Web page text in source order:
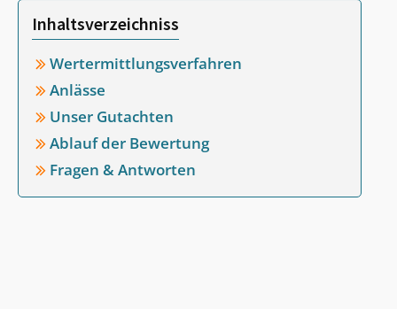
Inhaltsverzeichniss
Wertermittlungsverfahren
Anlässe
Unser Gutachten
Ablauf der Bewertung
Fragen & Antworten